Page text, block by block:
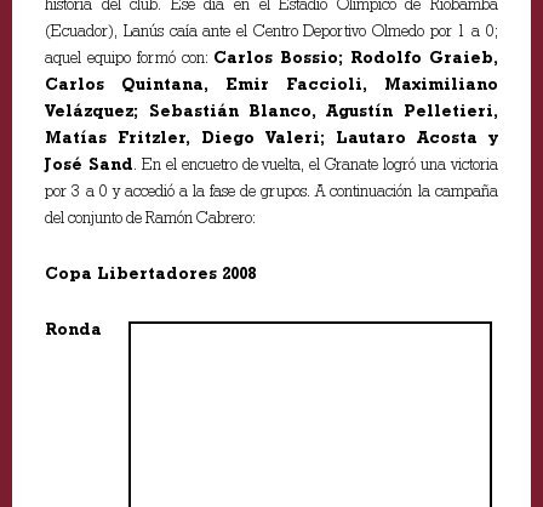
historia del club. Ese día en el Estadio Olímpico de Riobamba
(Ecuador), Lanús caía ante el Centro Deportivo Olmedo por 1 a 0;
aquel equipo formó con: Carlos Bossio; Rodolfo Graieb,
Carlos Quintana, Emir Faccioli, Maximiliano
Velázquez; Sebastián Blanco, Agustín Pelletieri,
Matías Fritzler, Diego Valeri; Lautaro Acosta y
José Sand. En el encuetro de vuelta, el Granate logró una victoria
por 3 a 0 y accedió a la fase de grupos. A continuación la campaña
del conjunto de Ramón Cabrero:
Copa Libertadores 2008
Ronda